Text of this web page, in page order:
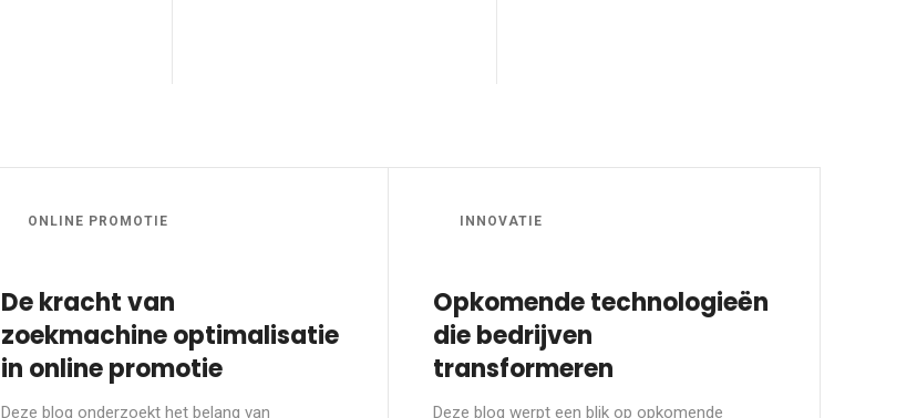
ONLINE PROMOTIE
De kracht van
zoekmachine optimalisatie
in online promotie
Deze blog onderzoekt het belang van
INNOVATIE
Opkomende technologieën
die bedrijven
transformeren
Deze blog werpt een blik op opkomende